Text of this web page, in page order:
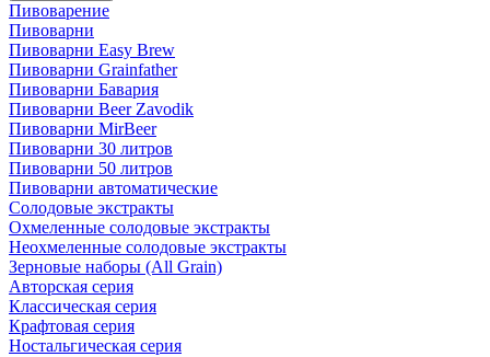
Пивоварение
Пивоварни
Пивоварни Easy Brew
Пивоварни Grainfather
Пивоварни Бавария
Пивоварни Beer Zavodik
Пивоварни MirBeer
Пивоварни 30 литров
Пивоварни 50 литров
Пивоварни автоматические
Солодовые экстракты
Охмеленные солодовые экстракты
Неохмеленные солодовые экстракты
Зерновые наборы (All Grain)
Авторская серия
Классическая серия
Крафтовая серия
Ностальгическая серия